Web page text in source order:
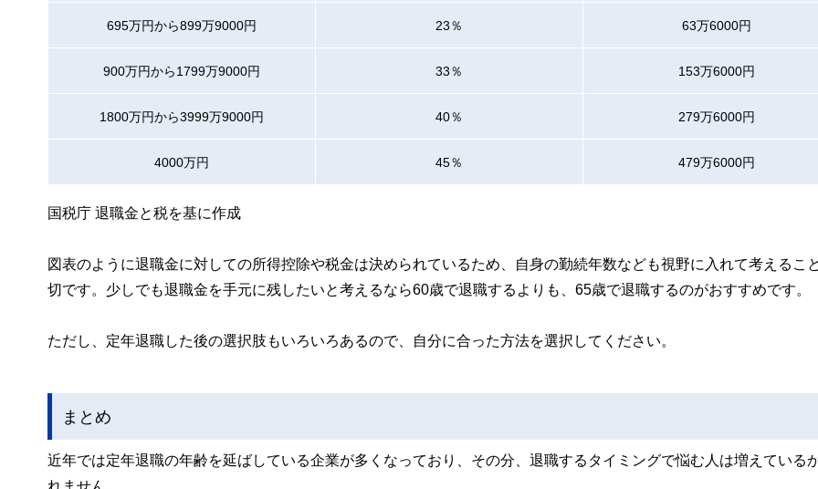
695万円から899万9000円 23％ 63万6000円
900万円から1799万9000円 33％ 153万6000円
1800万円から3999万9000円 40％ 279万6000円
4000万円 45％ 479万6000円
国税庁 退職金と税を基に作成
図表のように退職金に対しての所得控除や税金は決められているため、自身の勤続年数なども視野に入れて考えるこ
切です。少しでも退職金を手元に残したいと考えるなら60歳で退職するよりも、65歳で退職するのがおすすめです。
ただし、定年退職した後の選択肢もいろいろあるので、自分に合った方法を選択してください。
まとめ
近年では定年退職の年齢を延ばしている企業が多くなっており、その分、退職するタイミングで悩む人は増えている
れません。